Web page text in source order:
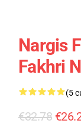
Nargis
Fakhri
(5
€32.78